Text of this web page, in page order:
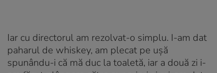
Iar cu directorul am rezolvat-o simplu. I-am dat
paharul de whiskey, am plecat pe uşă
spunându-i că mă duc la toaletă, iar a două zi i-